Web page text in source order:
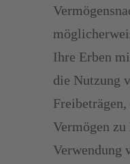
Ihre Erben
die Nutzung
Vermögen
Verwendung